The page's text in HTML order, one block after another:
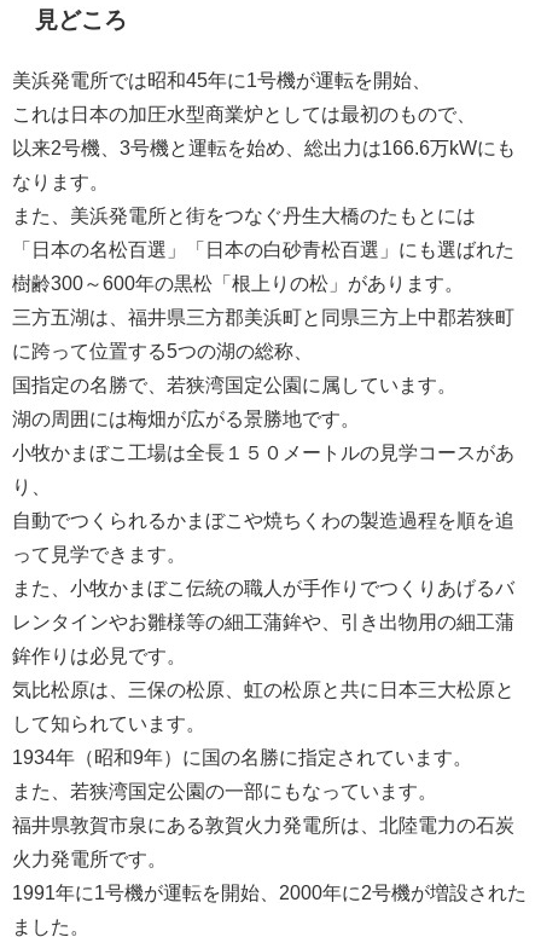
見どころ
美浜発電所では昭和45年に1号機が運転を開始、
これは日本の加圧水型商業炉としては最初のもので、
以来2号機、3号機と運転を始め、総出力は166.6万kWにも
なります。
また、美浜発電所と街をつなぐ丹生大橋のたもとには
「日本の名松百選」「日本の白砂青松百選」にも選ばれた
樹齢300～600年の黒松「根上りの松」があります。
三方五湖は、福井県三方郡美浜町と同県三方上中郡若狭町
に跨って位置する5つの湖の総称、
国指定の名勝で、若狭湾国定公園に属しています。
湖の周囲には梅畑が広がる景勝地です。
小牧かまぼこ工場は全長１５０メートルの見学コースがあ
り、
自動でつくられるかまぼこや焼ちくわの製造過程を順を追
って見学できます。
また、小牧かまぼこ伝統の職人が手作りでつくりあげるバ
レンタインやお雛様等の細工蒲鉾や、引き出物用の細工蒲
鉾作りは必見です。
気比松原は、三保の松原、虹の松原と共に日本三大松原と
して知られています。
1934年（昭和9年）に国の名勝に指定されています。
また、若狭湾国定公園の一部にもなっています。
福井県敦賀市泉にある敦賀火力発電所は、北陸電力の石炭
火力発電所です。
1991年に1号機が運転を開始、2000年に2号機が増設された
ました。